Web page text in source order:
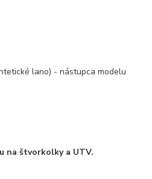
lano) - nástupca modelu
na štvorkolky a UTV.